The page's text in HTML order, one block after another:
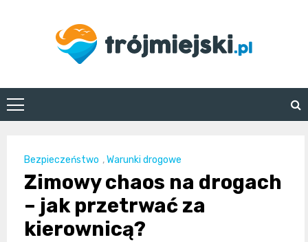
trojmiejski.pl
Bezpieczeństwo ,Warunki drogowe
Zimowy chaos na drogach
– jak przetrwać za
kierownicą?